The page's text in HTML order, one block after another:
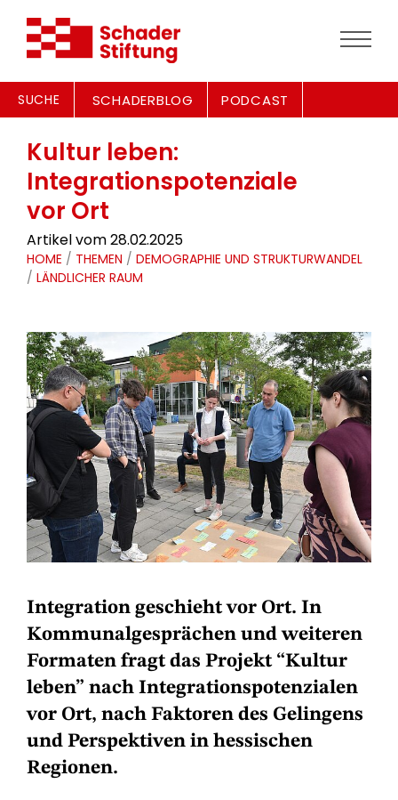
SUCHE SCHADERBLOG PODCAST
Kultur leben:
Integrationspotenziale
vor Ort
Artikel vom 28.02.2025
HOME / THEMEN / DEMOGRAPHIE UND STRUKTURWANDEL
/ LÄNDLICHER RAUM
Integration geschieht vor Ort. In
Kommunalgesprächen und weiteren
Formaten fragt das Projekt “Kultur
leben” nach Integrationspotenzialen
vor Ort, nach Faktoren des Gelingens
und Perspektiven in hessischen
Regionen.